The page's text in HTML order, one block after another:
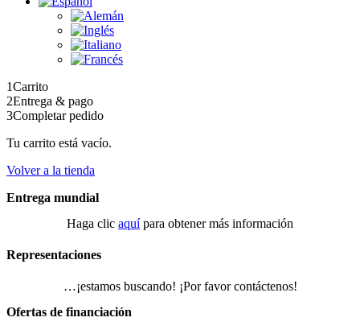
1Carrito
2Entrega & pago
3Completar pedido
Tu carrito está vacío.
Volver a la tienda
Entrega mundial
Haga clic aquípara obtener más información
Representaciones
…¡estamos buscando! ¡Por favor contáctenos!
Ofertas de financiación